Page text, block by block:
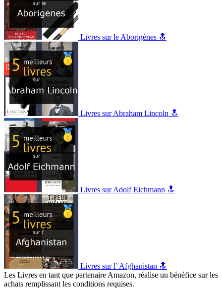
Livres sur le Aborigènes 🔝
Livres sur Abraham Lincoln 🔝
Livres sur Adolf Eichmann 🔝
Livres sur l’ Afghanistan 🔝
Les Livres en tant que partenaire Amazon, réalise un bénéfice sur les
achats remplissant les conditions requises.